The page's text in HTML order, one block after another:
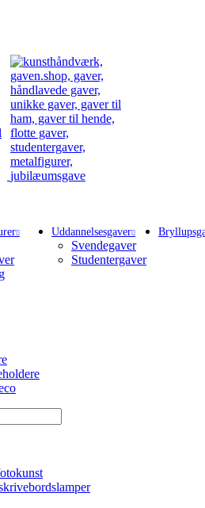
Uddannelsesgaver
Svendegaver
Studentergaver